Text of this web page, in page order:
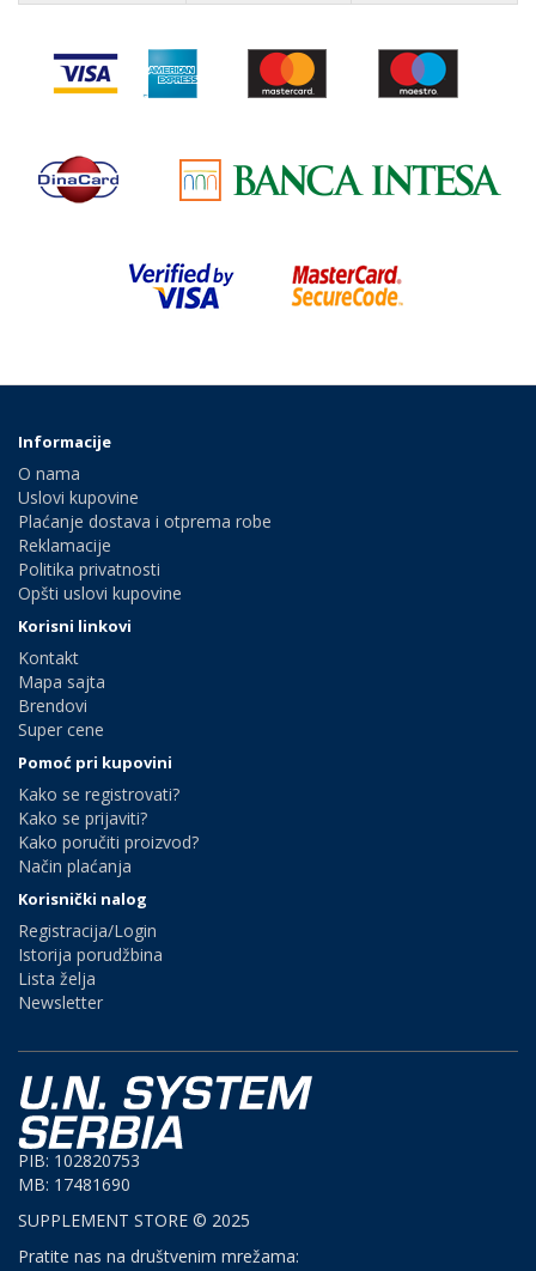
Informacije
O nama
Uslovi kupovine
Plaćanje dostava i otprema robe
Reklamacije
Politika privatnosti
Opšti uslovi kupovine
Korisni linkovi
Kontakt
Mapa sajta
Brendovi
Super cene
Pomoć pri kupovini
Kako se registrovati?
Kako se prijaviti?
Kako poručiti proizvod?
Način plaćanja
Korisnički nalog
Registracija/Login
Istorija porudžbina
Lista želja
Newsletter
PIB: 102820753
MB: 17481690
SUPPLEMENT STORE © 2025
Pratite nas na društvenim mrežama: